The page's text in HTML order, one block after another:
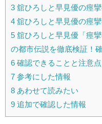
3 舘ひろしと早見優の痙
4 舘ひろしと早見優の痙
5 舘ひろしと早見優「痙
の都市伝説を徹底検証！
6 確認できることと注意点
7 参考にした情報
8 あわせて読みたい
9 追加で確認した情報